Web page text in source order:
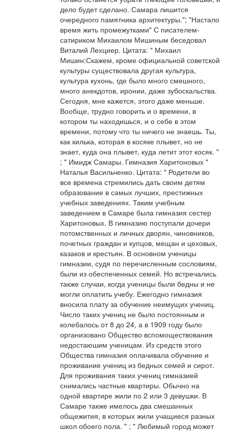
дело будет сделано. Самара лишится
очередного памятника архитектуры."; "Настало
время жить промежутками" С писателем-
сатириком Михаилом Мишиным беседовал
Виталий Лехциер. Цитата: " Михаил
Мишин:Скажем, кроме официальной советской
культуры существовала другая культура,
культура кухонь, где было много смешного,
много анекдотов, иронии, даже зубоскальства.
Сегодня, мне кажется, этого даже меньше.
Вообще, трудно говорить и о времени, в
котором ты находишься, и о себе в этом
времени, потому что ты ничего не знаешь. Ты,
как килька, которая в косяке плывет, но не
знает, куда она плывет, куда летит этот косяк. "
; " Имидж Самары. Гимназия Харитоновых "
Наталья Васильченко. Цитата: " Родители во
все времена стремились дать своим детям
образование в самых лучших, престижных
учебных заведениях. Таким учебным
заведением в Самаре была гимназия сестер
Харитоновых. В гимназию поступали дочери
потомственных и личных дворян, чиновников,
почетных граждан и купцов, мещан и цеховых,
казаков и крестьян. В основном ученицы
гимназии, судя по перечисленным сословиям,
были из обеспеченных семей. Но встречались
также случаи, когда ученицы были бедны и не
могли оплатить учебу. Ежегодно гимназия
вносила плату за обучение неимущих учениц.
Число таких учениц не было постоянным и
колебалось от 8 до 24, а в 1909 году было
организовано Общество вспомоществования
недостаюшим ученицам. Из средств этого
Общества гимназия оплачивала обучение и
проживание учениц из бедных семей и сирот.
Для проживания таких учениц гимназией
снимались частные квартиры. Обычно на
одной квартире жили по 2 или 3 девушки. В
Самаре также имелось два смешанных
общежития, в которых жили учащиеся разных
школ обоего пола. " ; " Любимый город может